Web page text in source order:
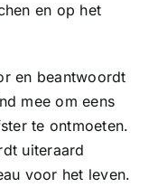
en op het
en beantwoordt
mee om eens
te ontmoeten.
uiteraard
voor het leven.